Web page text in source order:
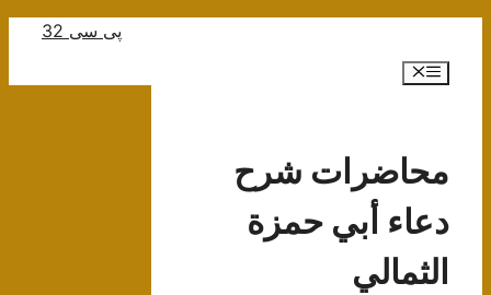
پی سی 32
فهرست
محاضرات شرح
دعاء أبي حمزة
الثمالي